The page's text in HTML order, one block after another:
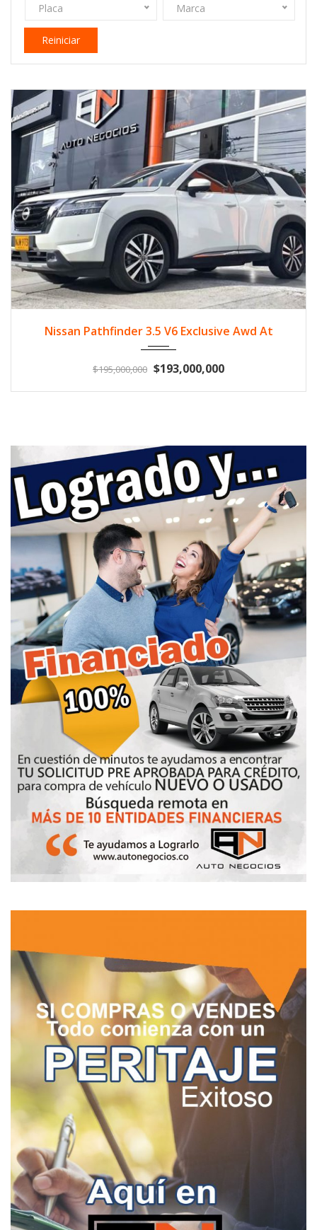
Placa Marca
Reiniciar
Nissan Pathfinder 3.5 V6 Exclusive Awd At
$195,000,000 $193,000,000